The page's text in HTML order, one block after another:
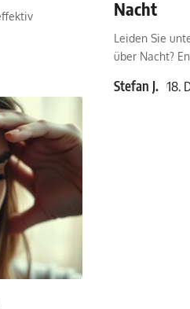
Nacht
Leiden Sie
über Nacht?
Stefan J. 18.